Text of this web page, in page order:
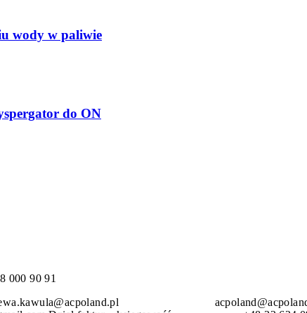
wody w paliwie
do ON
000 90 91
ewa.kawula@acpoland.pl